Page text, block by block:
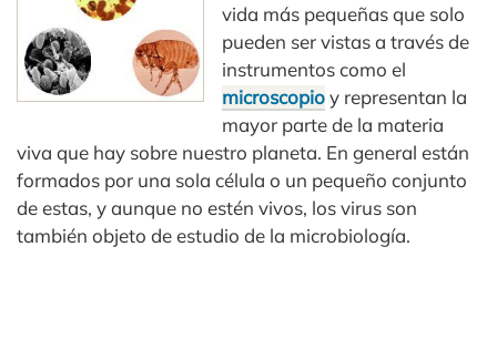
vida más pequeñas que solo
pueden ser vistas a través de
instrumentos como el
microscopioy representan la
mayor parte de la materia
viva que hay sobre nuestro planeta. En general están
formados por una sola célula o un pequeño conjunto
de estas, y aunque no estén vivos, los virus son
también objeto de estudio de la microbiología.